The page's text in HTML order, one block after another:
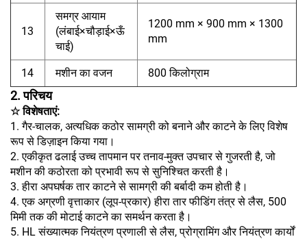
13
समग्र आयाम
(लंबाई×चौड़ाई×ऊँ
चाई)
1200 mm × 900 mm × 1300
mm
14 मशीन का वजन 800 किलोग्राम
2. परिचय
☆ विशेषताएं:
1. गैर-चालक, अत्यधिक कठोर सामग्री को बनाने और काटने के लिए विशेष
रूप से डिज़ाइन किया गया।
2. एकीकृत ढलाई उच्च तापमान पर तनाव-मुक्त उपचार से गुजरती है, जो
मशीन की कठोरता को प्रभावी रूप से सुनिश्चित करती है।
3. हीरा अपघर्षक तार काटने से सामग्री की बर्बादी कम होती है।
4. एक अग्रणी वृत्ताकार (लूप-प्रकार) हीरा तार फीडिंग तंत्र से लैस, 500
मिमी तक की मोटाई काटने का समर्थन करता है।
5. HL संख्यात्मक नियंत्रण प्रणाली से लैस, प्रोग्रामिंग और नियंत्रण कार्यों